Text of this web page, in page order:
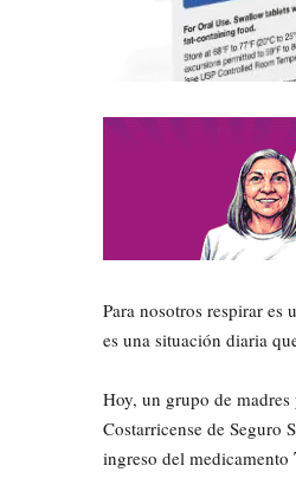
Para nosotros respirar es
es una situación diaria
​Hoy, un grupo de
Costarricense de Seguro
ingreso del medicamento